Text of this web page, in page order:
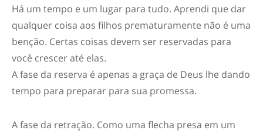
Há um tempo e um lugar para tudo. Aprendi que dar
qualquer coisa aos filhos prematuramente não é uma
benção. Certas coisas devem ser reservadas para
você crescer até elas.
A fase da reserva é apenas a graça de Deus lhe dando
tempo para preparar para sua promessa.
A fase da retração. Como uma flecha presa em um